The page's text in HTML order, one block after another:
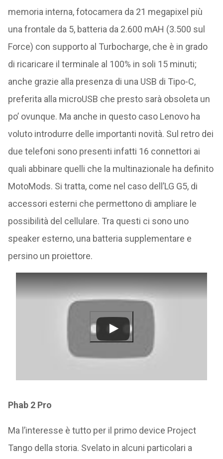
memoria interna, fotocamera da 21 megapixel più
una frontale da 5, batteria da 2.600 mAH (3.500 sul
Force) con supporto al Turbocharge, che è in grado
di ricaricare il terminale al 100% in soli 15 minuti;
anche grazie alla presenza di una USB di Tipo-C,
preferita alla microUSB che presto sarà obsoleta un
po’ ovunque. Ma anche in questo caso Lenovo ha
voluto introdurre delle importanti novità. Sul retro dei
due telefoni sono presenti infatti 16 connettori ai
quali abbinare quelli che la multinazionale ha definito
MotoMods. Si tratta, come nel caso dell’LG G5, di
accessori esterni che permettono di ampliare le
possibilità del cellulare. Tra questi ci sono uno
speaker esterno, una batteria supplementare e
persino un proiettore.
Phab 2 Pro
Ma l’interesse è tutto per il primo device Project
Tango della storia. Svelato in alcuni particolari a